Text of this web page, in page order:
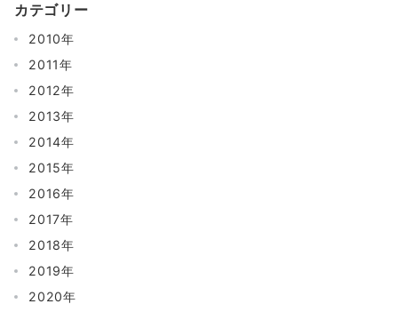
カテゴリー
2010年
2011年
2012年
2013年
2014年
2015年
2016年
2017年
2018年
2019年
2020年